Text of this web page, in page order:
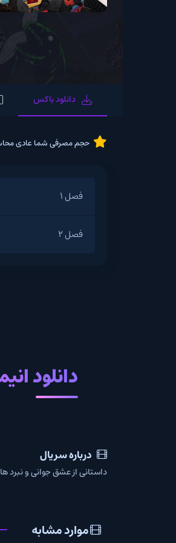
دانلود باکس اطلاعات
حجم مصرفی شما عادی محاسبه می‌شود.
دانلود انیمه
درباره سریال
داستانی از عشق جوانی و نبرد های پنهانی
موارد مشابه